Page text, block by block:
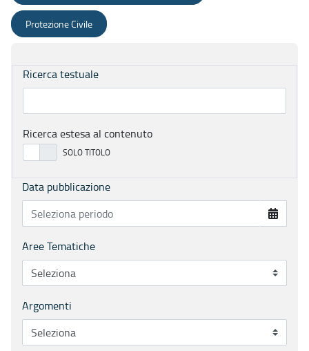
Protezione Civile
Ricerca testuale
Ricerca estesa al contenuto
Data pubblicazione
Aree Tematiche
Argomenti